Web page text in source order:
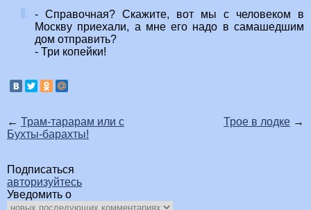
- Справочная? Скажите, вот мы с человеком в
Москву приехали, а мне его надо в самашедшим
дом отправить?
- Три копейки!
← Трам-тарарам или с
Бухты-барахты!
Трое в лодке →
Подписаться
авторизуйтесь
Уведомить о